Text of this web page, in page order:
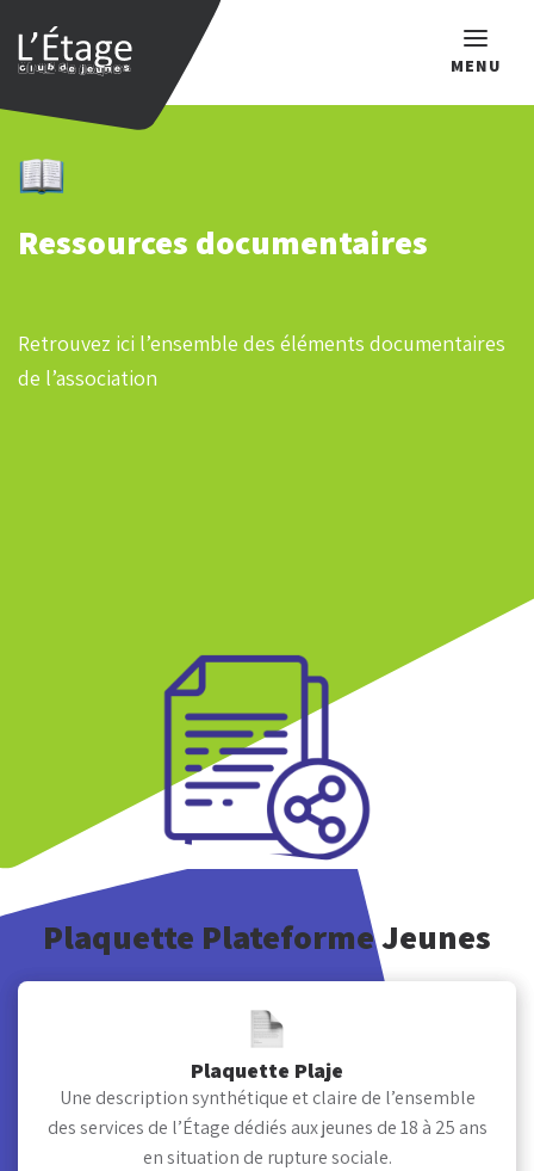
19 quai des Bateliers
67000 Strasbourg
Accueil et services
Lundi - Vendredi :
9h - 17h
MENU
Ressources documentaires
Retrouvez ici l’ensemble des éléments documentaires
de l’association
Plaquette Plateforme Jeunes
Plaquette Plaje
Une description synthétique et claire de l’ensemble
des services de l’Étage dédiés aux jeunes de 18 à 25 ans
en situation de rupture sociale.